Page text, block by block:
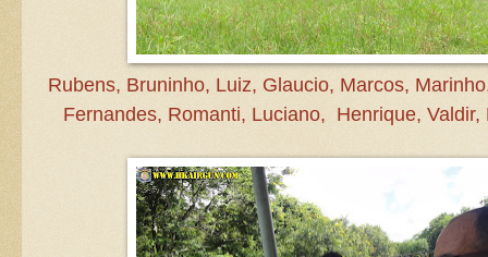
Rubens, Bruninho, Luiz, Glaucio, Marcos,
Fernandes, Romanti, Luciano, Henrique, Valdir,